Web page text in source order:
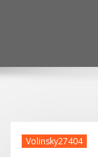
Volinsky27404